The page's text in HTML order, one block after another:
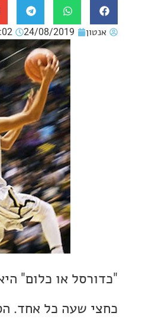
אנטון 24/08/2019
כחצי שעה כל אחד.